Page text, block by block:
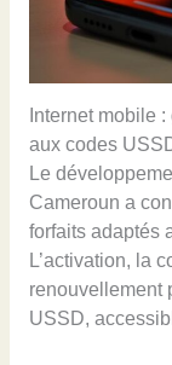
Internet mobile
aux codes
Le
Cameroun a
forfaits adaptés
L’activation, la
renouvellement
USSD,